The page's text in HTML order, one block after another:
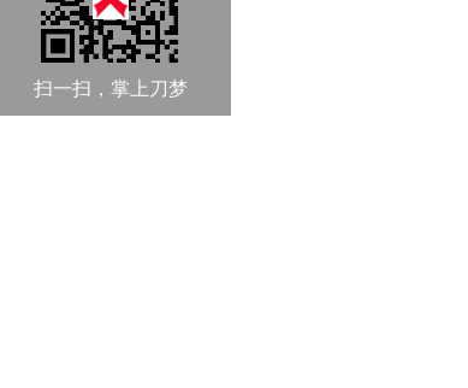
扫一扫，掌上刀梦